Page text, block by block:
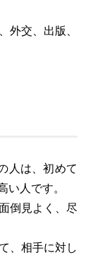
外交、出版、
人は、初めて
い人です。
倒見よく、尽
、相手に対し